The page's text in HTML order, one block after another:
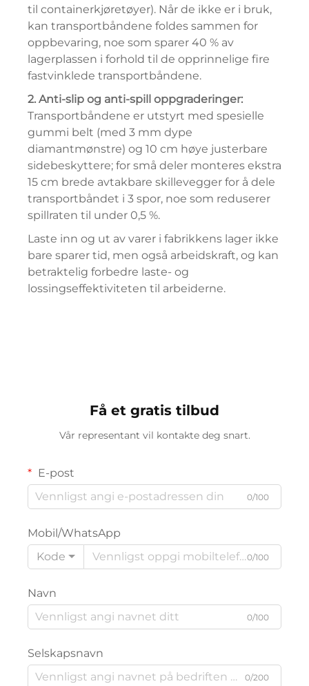
til containerkjøretøyer). Når de ikke er i bruk,
kan transportbåndene foldes sammen for
oppbevaring, noe som sparer 40 % av
lagerplassen i forhold til de opprinnelige fire
fastvinklede transportbåndene.
2. Anti-slip og anti-spill oppgraderinger:
Transportbåndene er utstyrt med spesielle
gummi belt (med 3 mm dype
diamantmønstre) og 10 cm høye justerbare
sidebeskyttere; for små deler monteres ekstra
15 cm brede avtakbare skillevegger for å dele
transportbåndet i 3 spor, noe som reduserer
spillraten til under 0,5 %.
Laste inn og ut av varer i fabrikkens lager ikke
bare sparer tid, men også arbeidskraft, og kan
betraktelig forbedre laste- og
lossingseffektiviteten til arbeiderne.
Få et gratis tilbud
Vår representant vil kontakte deg snart.
E-post
0/100
Mobil/WhatsApp
Kode
0/100
Navn
0/100
Selskapsnavn
0/200